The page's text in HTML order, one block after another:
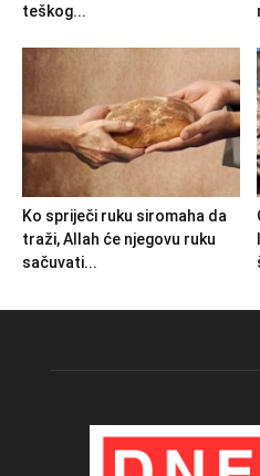
teškog...
Ko spriječi ruku siromaha da
traži, Allah će njegovu ruku
sačuvati...